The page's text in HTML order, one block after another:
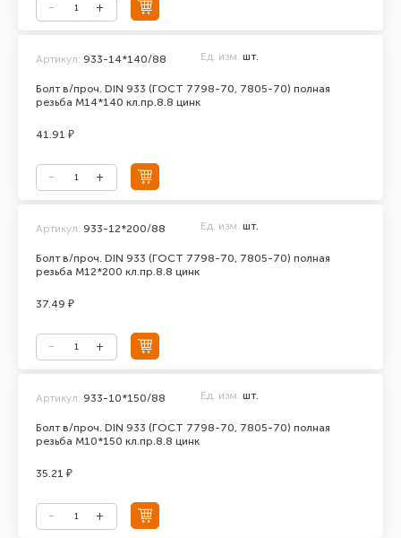
Болт в/проч. DIN 933 (ГОСТ 7798-70, 7805-70) полная
резьба М14*140 кл.пр.8.8 цинк
Артикул: 933-14*140/88 Ед. изм. шт.
41.91 ₽
Болт в/проч. DIN 933 (ГОСТ 7798-70, 7805-70) полная
резьба М12*200 кл.пр.8.8 цинк
Артикул: 933-12*200/88 Ед. изм. шт.
37.49 ₽
Болт в/проч. DIN 933 (ГОСТ 7798-70, 7805-70) полная
резьба М10*150 кл.пр.8.8 цинк
Артикул: 933-10*150/88 Ед. изм. шт.
35.21 ₽